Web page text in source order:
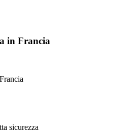
in Francia
sicurezza